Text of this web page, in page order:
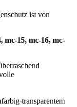
ist von
mc-15, mc-16, mc-
transparentem